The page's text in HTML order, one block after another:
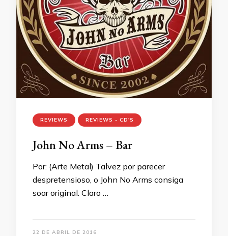
REVIEWS REVIEWS - CD'S
John No Arms – Bar
Por: (Arte Metal) Talvez por parecer
despretensioso, o John No Arms consiga
soar original. Claro …
22 DE ABRIL DE 2016